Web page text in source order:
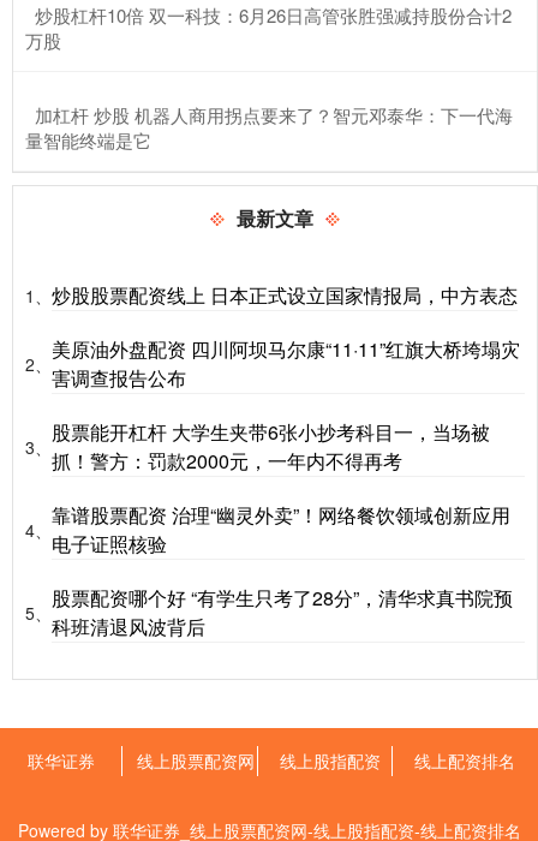
​炒股杠杆10倍 双一科技：6月26日高管张胜强减持股份合计2
万股
​加杠杆 炒股 机器人商用拐点要来了？智元邓泰华：下一代海
量智能终端是它
最新文章
1、 炒股股票配资线上 日本正式设立国家情报局，中方表态
2、
美原油外盘配资 四川阿坝马尔康“11·11”红旗大桥垮塌灾
害调查报告公布
3、
股票能开杠杆 大学生夹带6张小抄考科目一，当场被
抓！警方：罚款2000元，一年内不得再考
4、
靠谱股票配资 治理“幽灵外卖”！网络餐饮领域创新应用
电子证照核验
5、
股票配资哪个好 “有学生只考了28分”，清华求真书院预
科班清退风波背后
联华证券 线上股票配资网 线上股指配资 线上配资排名
Powered by 联华证券_线上股票配资网-线上股指配资-线上配资排名